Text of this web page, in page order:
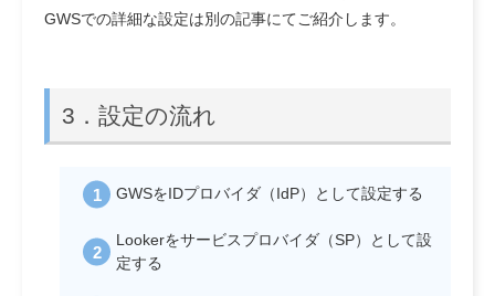
GWSでの詳細な設定は別の記事にてご紹介します。
3．設定の流れ
GWSをIDプロバイダ（IdP）として設定する
Lookerをサービスプロバイダ（SP）として設
定する